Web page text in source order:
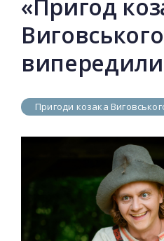
«Пригод
Пригоди козака